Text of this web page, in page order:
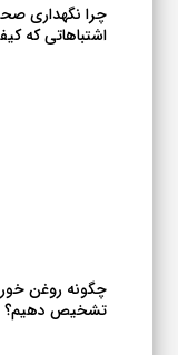
چرا نگهداری
اشتباهاتی که
چگونه روغن
تشخیص دهیم؟